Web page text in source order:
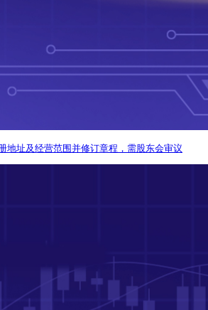
地址及经营范围并修订章程，需股东会审议